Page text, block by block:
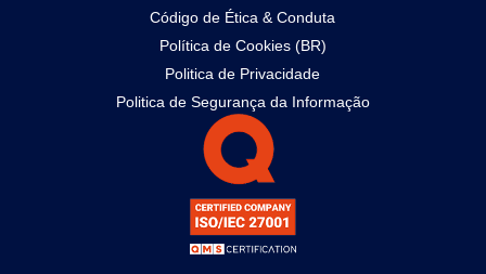
Código de Ética & Conduta
Política de Cookies (BR)
Politica de Privacidade
Politica de Segurança da Informação